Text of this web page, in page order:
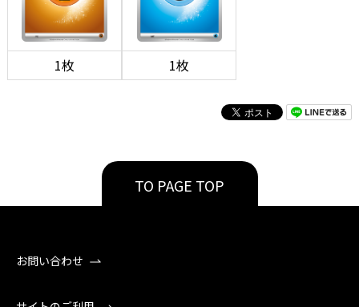
1枚 1枚
TO PAGE TOP
お問い合わせ